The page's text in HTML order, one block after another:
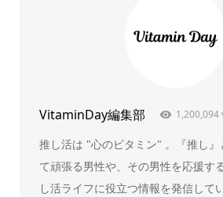
VitaminDay編集部 1,200,094
推し活は "心のビタミン" 。『推し』
て頑張る男性や、その男性を応援す
し活ライフに役立つ情報を発信して